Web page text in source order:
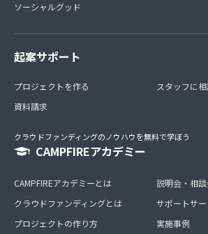
ソーシャルグッド
起案サポート
プロジェクトを作る
資料請求
スタッフに
クラウドファンディングのノウハウを無料で学ぼう
CAMPFIREアカデミー
CAMPFIREアカデミーとは
クラウドファンディングとは
プロジェクトの作り方
説明会・相
サポートサー
実施事例